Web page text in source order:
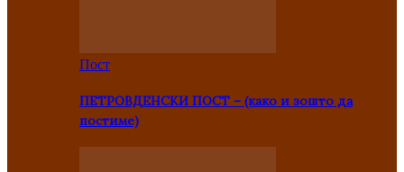
Пост
ПЕТРОВДЕНСКИ ПОСТ – (како и зошто да
постиме)